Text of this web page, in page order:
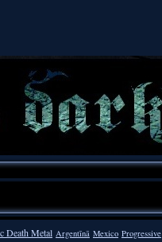
Death Metal Argentīnā Mexico Progressive